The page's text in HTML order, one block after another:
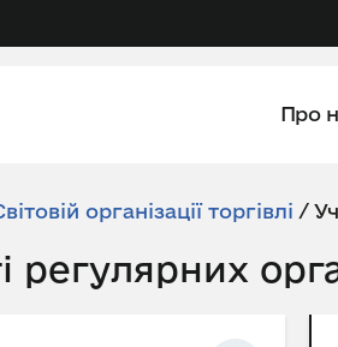
Про
організації торгівлі /
регулярних